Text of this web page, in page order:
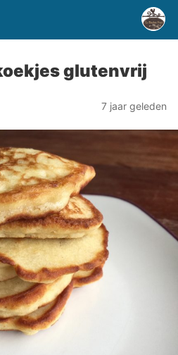
glutenvrij
7 jaar geleden